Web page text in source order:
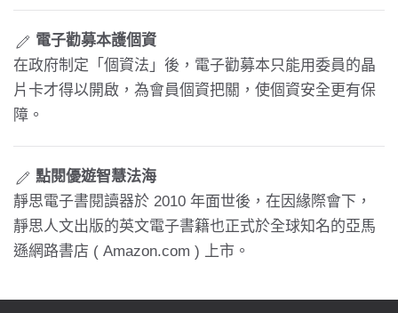
電子勸募本護個資
在政府制定「個資法」後，電子勸募本只能用委員的晶
片卡才得以開啟，為會員個資把關，使個資安全更有保
障。
點閱優遊智慧法海
靜思電子書閱讀器於 2010 年面世後，在因緣際會下，
靜思人文出版的英文電子書籍也正式於全球知名的亞馬
遜網路書店 ( Amazon.com ) 上市。